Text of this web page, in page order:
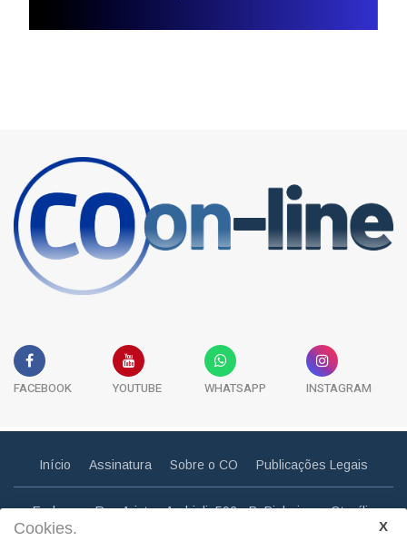
FACEBOOK YOUTUBE WHATSAPP INSTAGRAM
Início Assinatura Sobre o CO Publicações Legais
Endereço: Rua Aristeu Andrioli, 592 - B. Pinheiros - Otacílio
Cookies.